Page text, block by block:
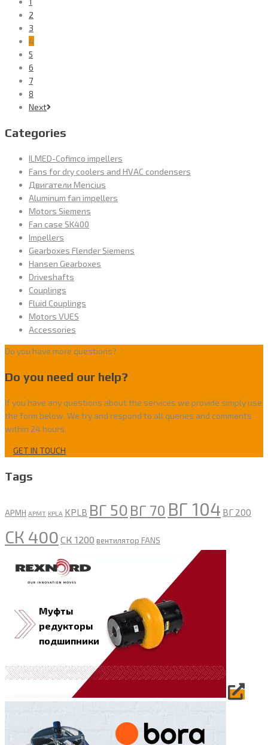
2
3
4
5
6
7
8
Next
Categories
ILMED-Cofimco impellers
Fans for dry coolers and HVAC condensers
Двигатели Mencius
Aluminum fan impellers
Motors Siemens
Fan case SK400
Impellers
Gearboxes Flender Siemens
Hansen Gearboxes
Driveshafts
Couplings
Fluid Couplings
Motors VUES
Accessories
Do you have more questions?
Do you need our help?
If you have any questions about the services we provide simply use
the form below. We try and respond to all queries and comments
within 24 hours.
GET IN TOUCH
Tags
APMH APMT KPLA KPLB ВГ 50 ВГ 70 ВГ 104 ВГ 200
СК 400 СК 1200 вентилятор FANS
Муфты
редукторы
подшипники